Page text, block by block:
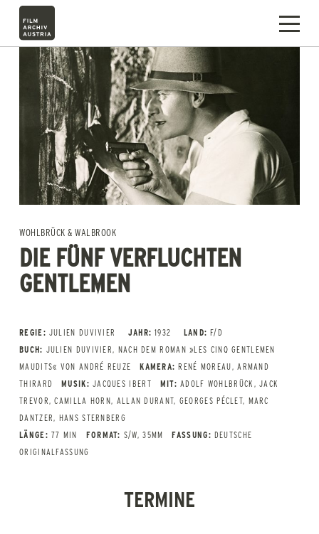
WOHLBRÜCK & WALBROOK
DIE FÜNF VERFLUCHTEN
GENTLEMEN
REGIE: JULIEN DUVIVIER JAHR: 1932 LAND: F/D
BUCH: JULIEN DUVIVIER, NACH DEM ROMAN »LES CINQ GENTLEMEN
MAUDITS« VON ANDRÉ REUZE
KAMERA: RENÉ MOREAU, ARMAND
THIRARD
MUSIK: JACQUES IBERT MIT: ADOLF WOHLBRÜCK, JACK
TREVOR, CAMILLA HORN, ALLAN DURANT, GEORGES PÉCLET, MARC
DANTZER, HANS STERNBERG
LÄNGE: 77 MIN FORMAT: S/W, 35MM FASSUNG: DEUTSCHE
ORIGINALFASSUNG
TERMINE